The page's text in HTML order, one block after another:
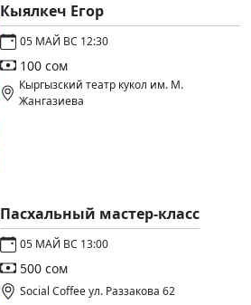
Кыялкеч Егор
05 МАЙ ВС 12:30
100 сом
Кыргызский театр кукол им. М.
Жангазиева
Пасхальный мастер-класс
05 МАЙ ВС 13:00
500 сом
Social Coffee ул. Раззакова 62